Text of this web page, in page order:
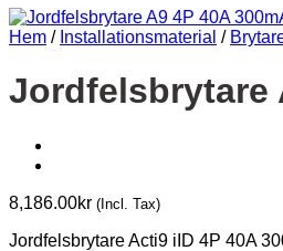
Hem / Installationsmaterial /
Jordfelsbrytare
8,186.00kr (Incl. Tax)
Jordfelsbrytare Acti9 iID 4P 40A